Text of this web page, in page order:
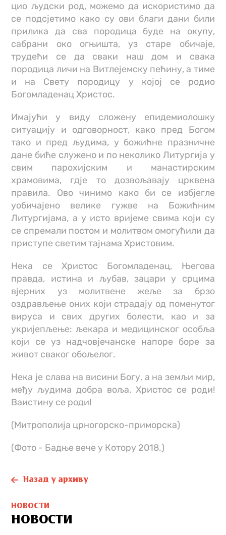
цио људски род, можемо да искористимо да
се подсјетимо како су ови благи дани били
прилика да сва породица буде на окупу,
сабрани око огњишта, уз старе обичаје,
трудећи се да сваки наш дом и свака
породица личи на Витлејемску пећину, а тиме
и на Свету породицу у којој се родио
Богомладенац Христос.
Имајући у виду сложену епидемиолошку
ситуацију и одговорност, како пред Богом
тако и пред људима, у божићне празничне
дане биће служено и по неколико Литургија у
свим парохијским и манастирским
храмовима, гдје то дозвољавају црквена
правила. Ово чинимо како би се избјегле
уобичајено велике гужве на Божићним
Литургијама, а у исто вријеме свима који су
се спремали постом и молитвом омогућили да
приступе светим тајнама Христовим.
Нека се Христос Богомладенац, Његова
правда, истина и љубав, зацари у срцима
вјерних уз молитвене жеље за брзо
оздрављење оних који страдају од поменутог
вируса и свих других болести, као и за
укријепљење: љекара и медицинског особља
који се уз надчовјечанске напоре боре за
живот сваког обољелог.
Нека је слава на висини Богу, а на земљи мир,
међу људима добра воља. Христос се роди!
Ваистину се роди!
(Митрополија црногорско-приморска)
(Фото - Бадње вече у Котору 2018.)
Назад у архиву
НОВОСТИ
НОВОСТИ